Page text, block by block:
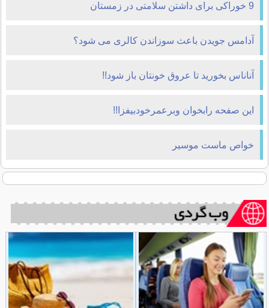
9 خوراکی برای داشتن سلامتی در زمستان
آدامس جویدن باعث سوزاندن کالری می شود؟
آناناس بخوريد تا عروق خونتان باز شود!!
اين صفحه رابخوان وبرعمرخودبيفزا!!
خواص ماست موسير